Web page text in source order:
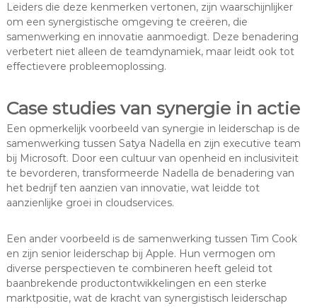
Leiders die deze kenmerken vertonen, zijn waarschijnlijker
om een synergistische omgeving te creëren, die
samenwerking en innovatie aanmoedigt. Deze benadering
verbetert niet alleen de teamdynamiek, maar leidt ook tot
effectievere probleemoplossing.
Case studies van synergie in actie
Een opmerkelijk voorbeeld van synergie in leiderschap is de
samenwerking tussen Satya Nadella en zijn executive team
bij Microsoft. Door een cultuur van openheid en inclusiviteit
te bevorderen, transformeerde Nadella de benadering van
het bedrijf ten aanzien van innovatie, wat leidde tot
aanzienlijke groei in cloudservices.
Een ander voorbeeld is de samenwerking tussen Tim Cook
en zijn senior leiderschap bij Apple. Hun vermogen om
diverse perspectieven te combineren heeft geleid tot
baanbrekende productontwikkelingen en een sterke
marktpositie, wat de kracht van synergistisch leiderschap